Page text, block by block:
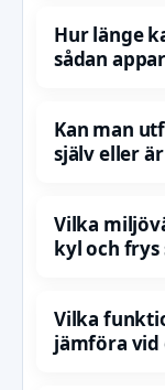
Hur länge
sådan
Kan man
själv eller
Vilka
kyl och frys
Vilka
jämföra vid